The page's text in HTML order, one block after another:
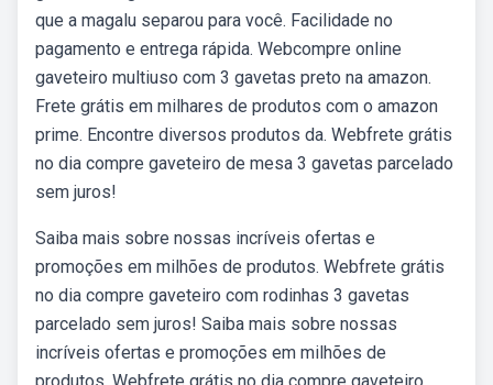
que a magalu separou para você. Facilidade no
pagamento e entrega rápida. Webcompre online
gaveteiro multiuso com 3 gavetas preto na amazon.
Frete grátis em milhares de produtos com o amazon
prime. Encontre diversos produtos da. Webfrete grátis
no dia compre gaveteiro de mesa 3 gavetas parcelado
sem juros!
Saiba mais sobre nossas incríveis ofertas e
promoções em milhões de produtos. Webfrete grátis
no dia compre gaveteiro com rodinhas 3 gavetas
parcelado sem juros! Saiba mais sobre nossas
incríveis ofertas e promoções em milhões de